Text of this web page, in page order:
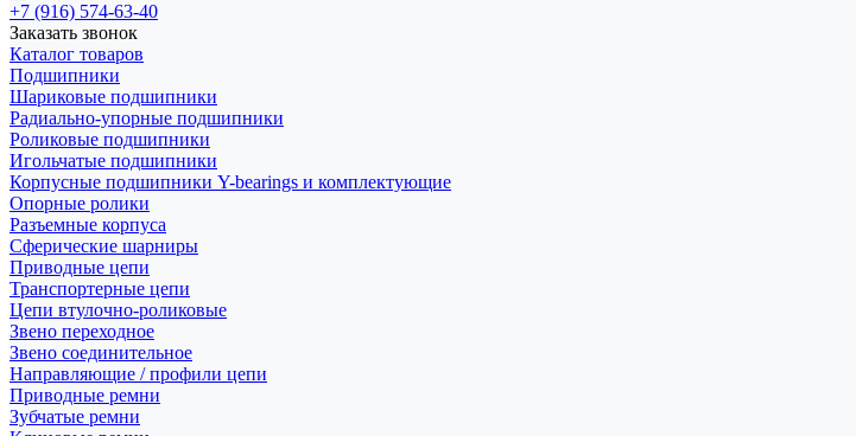
+7 (916) 574-63-40
Заказать звонок
Каталог товаров
Подшипники
Шариковые подшипники
Радиально-упорные подшипники
Роликовые подшипники
Игольчатые подшипники
Корпусные подшипники Y-bearings и комплектующие
Опорные ролики
Разъемные корпуса
Сферические шарниры
Приводные цепи
Транспортерные цепи
Цепи втулочно-роликовые
Звено переходное
Звено соединительное
Направляющие / профили цепи
Приводные ремни
Зубчатые ремни